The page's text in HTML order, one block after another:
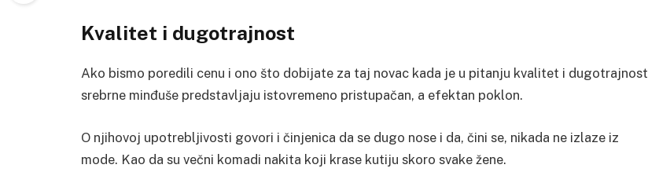
Kvalitet i dugotrajnost
Ako bismo poredili cenu i ono što dobijate za taj novac kada je u pitanju kvalitet i dugotrajnost
srebrne minđuše predstavljaju istovremeno pristupačan, a efektan poklon.
O njihovoj upotrebljivosti govori i činjenica da se dugo nose i da, čini se, nikada ne izlaze iz
mode. Kao da su večni komadi nakita koji krase kutiju skoro svake žene.